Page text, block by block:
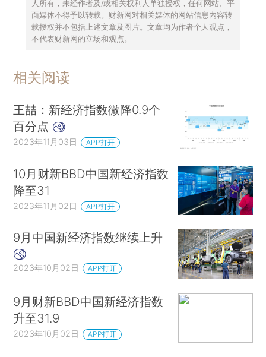
人所有，未经作者及/或相关权利人单独授权，任何网站、平
面媒体不得予以转载。财新网对相关媒体的网站信息内容转
载授权并不包括上述文章及图片。文章均为作者个人观点，
不代表财新网的立场和观点。
相关阅读
王喆：新经济指数微降0.9个
百分点
2023年11月03日 APP打开
10月财新BBD中国新经济指数
降至31
2023年11月02日 APP打开
9月中国新经济指数继续上升
2023年10月02日 APP打开
9月财新BBD中国新经济指数
升至31.9
2023年10月02日 APP打开